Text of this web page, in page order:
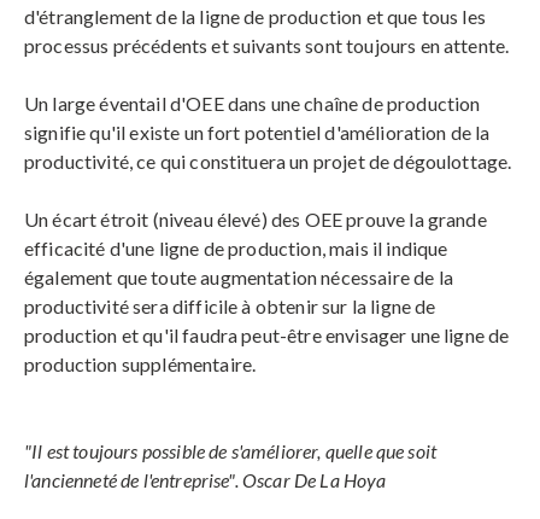
d'étranglement de la ligne de production et que tous les
processus précédents et suivants sont toujours en attente.
Un large éventail d'OEE dans une chaîne de production
signifie qu'il existe un fort potentiel d'amélioration de la
productivité, ce qui constituera un projet de dégoulottage.
Un écart étroit (niveau élevé) des OEE prouve la grande
efficacité d'une ligne de production, mais il indique
également que toute augmentation nécessaire de la
productivité sera difficile à obtenir sur la ligne de
production et qu'il faudra peut-être envisager une ligne de
production supplémentaire.
"Il est toujours possible de s'améliorer, quelle que soit
l'ancienneté de l'entreprise". Oscar De La Hoya